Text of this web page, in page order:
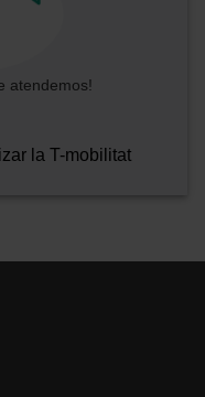
atendemos!
la T-mobilitat